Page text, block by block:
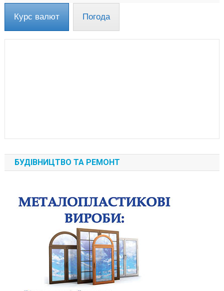
Курс валют Погода
БУДІВНИЦТВО ТА РЕМОНТ